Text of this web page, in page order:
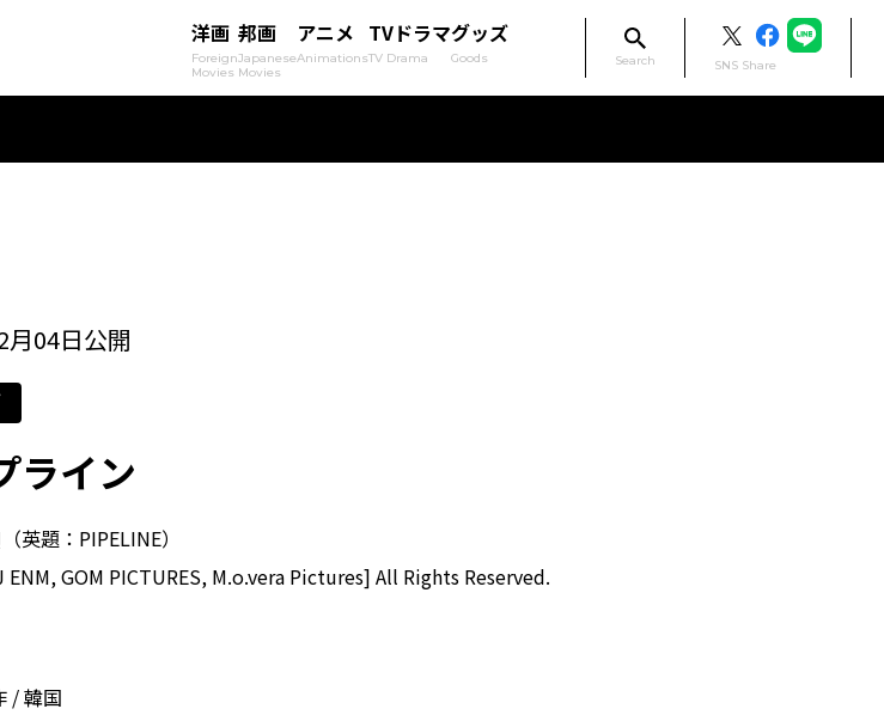
洋画
Foreign
Movies
邦画
Japanese
Movies
アニメ
Animations
TVドラマ
TV Drama
グッズ
Goods Search SNS Share
月04日公開
ライン
英題：PIPELINE）
GOM PICTURES, M.o.vera Pictures] All Rights Reserved.
韓国